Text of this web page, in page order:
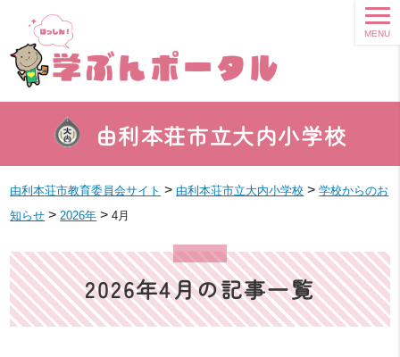
由利本荘市立大内小学校
MENU
由利本荘市教育委員会サイト > 由利本荘市立大内小学校 >学校からのお
知らせ > 2026年 >4月
2026年4月の記事一覧